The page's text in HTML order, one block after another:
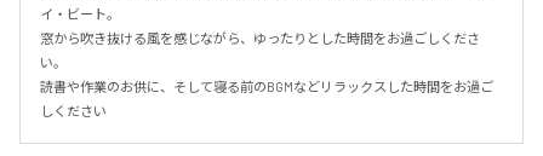
イ・ビート。
窓から吹き抜ける風を感じながら、ゆったりとした時間をお過ごしくださ
い。
読書や作業のお供に、そして寝る前のBGMなどリラックスした時間をお過ご
しください